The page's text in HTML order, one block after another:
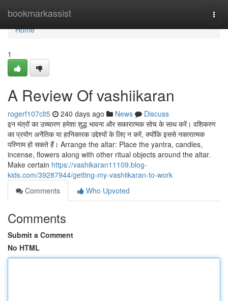
bookmarkassist
Home
Home
1
A Review Of vashiikaran
rogerf107clt5 240 days ago News
Discuss
इन मंत्रों का उच्चारण हमेशा शुद्ध भावना और सकारात्मक सोच के साथ करें। वशिकरण
का प्रयोग अनैतिक या हानिकारक उद्देश्यों के लिए न करें, क्योंकि इससे नकारात्मक
परिणाम हो सकते हैं। Arrange the altar: Place the yantra, candles,
incense, flowers along with other ritual objects around the altar.
Make certain https://vashikaran11109.blog-
kids.com/39287944/getting-my-vashiikaran-to-work
Comments
Who Upvoted
Comments
Submit a Comment
No HTML